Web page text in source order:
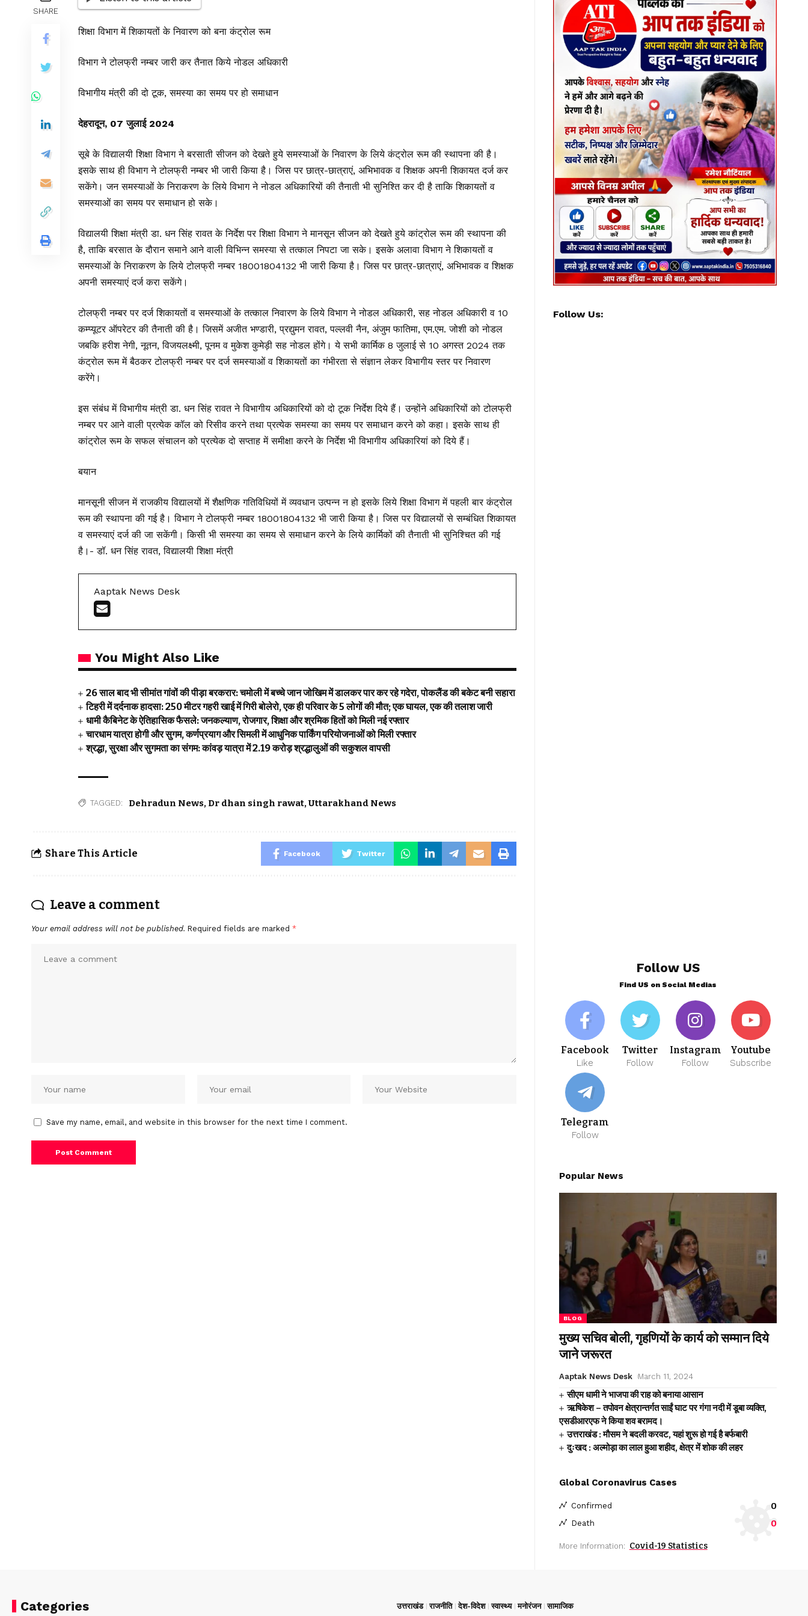
SHARE
शिक्षा विभाग में शिकायतों के निवारण को बना कंट्रोल रूम
विभाग ने टोलफ्री नम्बर जारी कर तैनात किये नोडल अधिकारी
विभागीय मंत्री की दो टूक, समस्या का समय पर हो समाधान
देहरादून, 07 जुलाई 2024
सूबे के विद्यालयी शिक्षा विभाग ने बरसाती सीजन को देखते हुये समस्याओं के निवारण के लिये कंट्रोल रूम की स्थापना की है।
इसके साथ ही विभाग ने टोलफ्री नम्बर भी जारी किया है। जिस पर छात्र-छात्राएं, अभिभावक व शिक्षक अपनी शिकायत दर्ज कर
सकेंगे। जन समस्याओं के निराकरण के लिये विभाग ने नोडल अधिकारियों की तैनाती भी सुनिश्ति कर दी है ताकि शिकायतों व
समस्याओं का समय पर समाधान हो सके।
विद्यालयी शिक्षा मंत्री डा. धन सिंह रावत के निर्देश पर शिक्षा विभाग ने मानसून सीजन को देखते हुये कांट्रोल रूम की स्थापना की
है, ताकि बरसात के दौरान समाने आने वाली विभिन्न समस्या से तत्काल निपटा जा सके। इसके अलावा विभाग ने शिकायतों व
समस्याओं के निराकरण के लिये टोलफ्री नम्बर 18001804132 भी जारी किया है। जिस पर छात्र-छात्राएं, अभिभावक व शिक्षक
अपनी समस्याएं दर्ज करा सकेंगे।
टोलफ्री नम्बर पर दर्ज शिकायतों व समस्याओं के तत्काल निवारण के लिये विभाग ने नोडल अधिकारी, सह नोडल अधिकारी व 10
कम्प्यूटर ऑपरेटर की तैनाती की है। जिसमें अजीत भण्डारी, प्रद्युमन रावत, पल्लवी नैन, अंजुम फातिमा, एम.एम. जोशी को नोडल
जबकि हरीश नेगी, नूतन, विजयलक्ष्मी, पूनम व मुकेश कुमेड़ी सह नोडल होंगे। ये सभी कार्मिक 8 जुलाई से 10 अगस्त 2024 तक
कंट्रोल रूम में बैठकर टोलफ्री नम्बर पर दर्ज समस्याओं व शिकायतों का गंभीरता से संज्ञान लेकर विभागीय स्तर पर निवारण
करेंगे।
इस संबंध में विभागीय मंत्री डा. धन सिंह रावत ने विभागीय अधिकारियों को दो टूक निर्देश दिये हैं। उन्होंने अधिकारियों को टोलफ्री
नम्बर पर आने वाली प्रत्येक कॉल को रिसीव करने तथा प्रत्येक समस्या का समय पर समाधान करने को कहा। इसके साथ ही
कांट्रोल रूम के सफल संचालन को प्रत्येक दो सप्ताह में समीक्षा करने के निर्देश भी विभागीय अधिकारियां को दिये हैं।
बयान
मानसूनी सीजन में राजकीय विद्यालयों में शैक्षणिक गतिविधियों में व्यवधान उत्पन्न न हो इसके लिये शिक्षा विभाग में पहली बार कंट्रोल
रूम की स्थापना की गई है। विभाग ने टोलफ्री नम्बर 18001804132 भी जारी किया है। जिस पर विद्यालयों से सम्बंधित शिकायत
व समस्याएं दर्ज की जा सकेंगी। किसी भी समस्या का समय से समाधान करने के लिये कार्मिकों की तैनाती भी सुनिश्चित की गई
है।- डॉ. धन सिंह रावत, विद्यालयी शिक्षा मंत्री
Aaptak News Desk
You Might Also Like
26 साल बाद भी सीमांत गांवों की पीड़ा बरकरार: चमोली में बच्चे जान जोखिम में डालकर पार कर रहे गदेरा, पोकलैंड की बकेट बनी सहारा
टिहरी में दर्दनाक हादसा: 250 मीटर गहरी खाई में गिरी बोलेरो, एक ही परिवार के 5 लोगों की मौत; एक घायल, एक की तलाश जारी
धामी कैबिनेट के ऐतिहासिक फैसले: जनकल्याण, रोजगार, शिक्षा और श्रमिक हितों को मिली नई रफ्तार
चारधाम यात्रा होगी और सुगम, कर्णप्रयाग और सिमली में आधुनिक पार्किंग परियोजनाओं को मिली रफ्तार
श्रद्धा, सुरक्षा और सुगमता का संगम: कांवड़ यात्रा में 2.19 करोड़ श्रद्धालुओं की सकुशल वापसी
TAGGED: Dehradun News, Dr dhan singh rawat,Uttarakhand News
Share This Article Facebook Twitter
Leave a comment
Your email address will not be published. Required fields are marked *
Save my name, email, and website in this browser for the next time I comment.
Follow Us:
Follow US
Find US on Social Medias
Facebook
Like
Twitter
Follow
Instagram
Follow
Youtube
Subscribe
Telegram
Follow
Popular News
BLOG
मुख्य सचिव बोली, गृहणियों के कार्य को सम्मान दिये
जाने जरूरत
Aaptak News Desk March 11, 2024
सीएम धामी ने भाजपा की राह को बनाया आसान
ऋषिकेश – तपोवन क्षेत्रान्तर्गत साईं घाट पर गंगा नदी में डूबा व्यक्ति,
एसडीआरएफ ने किया शव बरामद।
उत्तराखंड : मौसम ने बदली करवट, यहां शुरू हो गई है बर्फबारी
दुःखद : अल्मोड़ा का लाल हुआ शहीद, क्षेत्र में शोक की लहर
Global Coronavirus Cases
Confirmed 0
Death 0
More Information: Covid-19 Statistics
Categories उत्तराखंड राजनीति देश-विदेश स्वास्थ्य मनोरंजन सामाजिक